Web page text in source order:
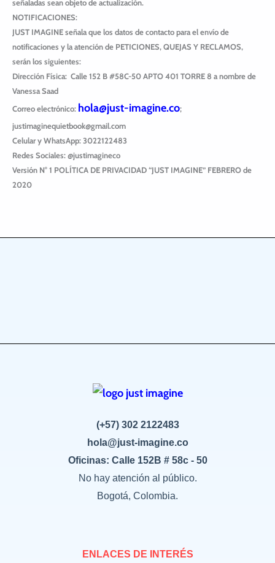
señaladas sean objeto de actualización.
NOTIFICACIONES:
JUST IMAGINEseñala que los datos de contacto para el envío de
notificaciones y la atención de PETICIONES, QUEJAS Y RECLAMOS,
serán los siguientes:
Dirección Física: Calle 152 B #58C-50 APTO 401 TORRE 8 a nombre de
Vanessa Saad
Correo electrónico: hola@just-imagine.co;
justimaginequietbook@gmail.com
Celular y WhatsApp: 3022122483
Redes Sociales: @justimagineco
Versión N° 1 POLÍTICA DE PRIVACIDAD “JUST IMAGINE” FEBRERO de
2020
(+57) 302 2122483
hola@just-imagine.co
Oficinas: Calle 152B # 58c - 50
No hay atención al público.
Bogotá, Colombia.
ENLACES DE INTERÉS